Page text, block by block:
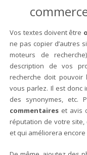
Vos textes doivent être
ne pas copier d’autres
moteurs de
description de vos
recherche doit
vous parlez. Il est donc
des synonymes, etc.
commentaires et avis
réputation de votre
et qui améliorera